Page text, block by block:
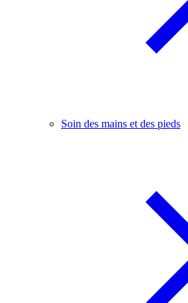
Soin des mains et des pieds